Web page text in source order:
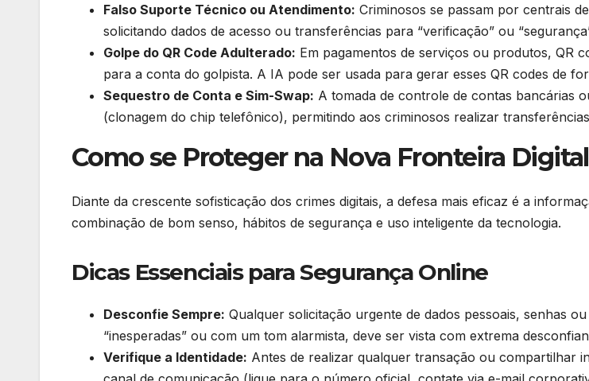
Falso Suporte Técnico ou Atendimento: Criminosos se passam por centrais
solicitando dados de acesso ou transferências para “verificação” ou
Golpe do QR Code Adulterado: Em pagamentos de serviços ou produtos, QR
para a conta do golpista. A IA pode ser usada para gerar esses QR codes de
Sequestro de Conta e Sim-Swap: A tomada de controle de contas bancárias
(clonagem do chip telefônico), permitindo aos criminosos realizar
Como se Proteger na Nova Fronteira Digital
Diante da crescente sofisticação dos crimes digitais, a defesa mais eficaz é a
combinação de bom senso, hábitos de segurança e uso inteligente da tecnologia.
Dicas Essenciais para Segurança Online
Desconfie Sempre: Qualquer solicitação urgente de dados pessoais, senhas
“inesperadas” ou com um tom alarmista, deve ser vista com extrema
Verifique a Identidade: Antes de realizar qualquer transação ou compartilhar